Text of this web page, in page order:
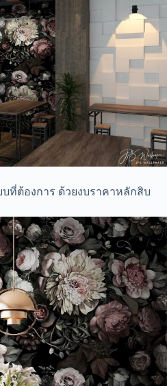
ที่ต้องการ ด้วยงบราคาหลักสิบ